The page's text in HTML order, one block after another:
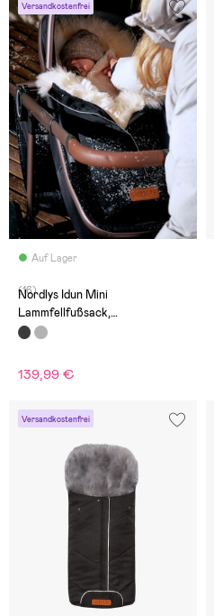
Versandkostenfrei
Auf Lager
(16)
Nordlys Idun Mini
Lammfellfußsack,
Black/Natural
139,99 €
Versandkostenfrei